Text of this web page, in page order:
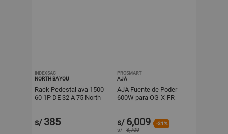
INDEXSAC
NORTH BAYOU
Rack Pedestal ava 1500
60 1P DE 32 A 75 North
s/ 385
PROSMART
AJA
AJA Fuente de Poder
600W para OG-X-FR
s/ 6,009 -31%
s/ 8,709